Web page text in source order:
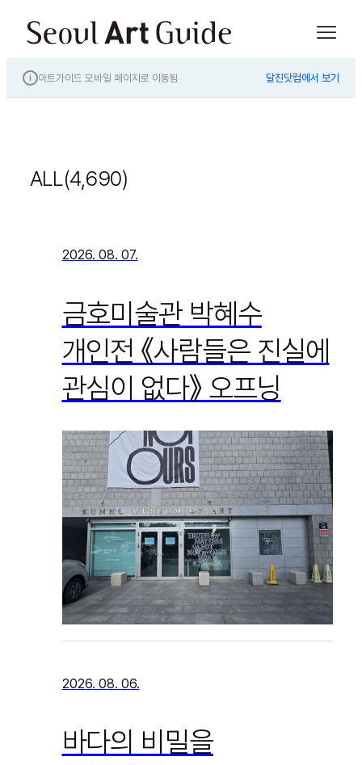
i 아트가이드 모바일 페이지로 이동됨 달진닷컴에서 보기
ALL(4,690)
2026. 08. 07.
금호미술관 박혜수
개인전 《사람들은 진실에
관심이 없다》 오프닝
2026. 08. 06.
바다의 비밀을